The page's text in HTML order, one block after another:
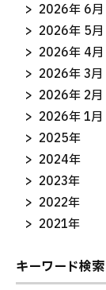
2026年 6月
2026年 5月
2026年 4月
2026年 3月
2026年 2月
2026年 1月
2025年
2024年
2023年
2022年
2021年
キーワード検索